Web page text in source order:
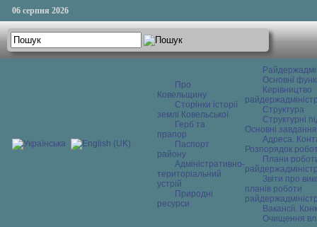
06 серпня 2026
Про
Ковельщину
Сторінки історії
землі Ковельської
Герб та
прапор
Паспорт
району
Адміністративно-
територіальний
устрій
Природні
ресурси
Основні
Керівництво
Структура
Структурні
Основні завдання
Адреса.
Розпорядок
Плани
Звіти про
планів роботи
Вакансії.
Очищення